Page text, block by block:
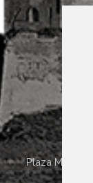
Plaza Mayor 4